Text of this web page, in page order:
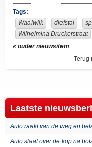
Facebook Twitter
Tags:
Waalwijk
diefstal
Wilhelmina Druckerstraat
« ouder nieuwsitem
Terug
Laatste
Auto raakt van de weg en
Auto slaat over de kop na